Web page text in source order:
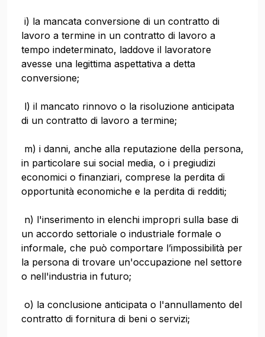
i) la mancata conversione di un contratto di
lavoro a termine in un contratto di lavoro a
tempo indeterminato, laddove il lavoratore
avesse una legittima aspettativa a detta
conversione;
l) il mancato rinnovo o la risoluzione anticipata
di un contratto di lavoro a termine;
m) i danni, anche alla reputazione della persona,
in particolare sui social media, o i pregiudizi
economici o finanziari, comprese la perdita di
opportunità economiche e la perdita di redditi;
n) l'inserimento in elenchi impropri sulla base di
un accordo settoriale o industriale formale o
informale, che può comportare l’impossibilità per
la persona di trovare un'occupazione nel settore
o nell'industria in futuro;
o) la conclusione anticipata o l'annullamento del
contratto di fornitura di beni o servizi;